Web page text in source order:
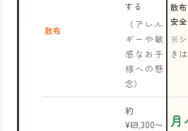
散布
する
（アレル
ギーや敏
感なお子
様への懸
念）
散
安全
※シ
き
約
¥69,300〜
月